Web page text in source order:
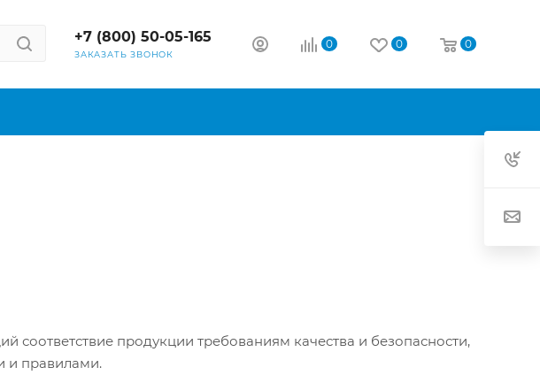
+7 (800) 50-05-165
ЗАКАЗАТЬ ЗВОНОК
0 0 0
соответствие продукции требованиям качества и безопасности,
и правилами.